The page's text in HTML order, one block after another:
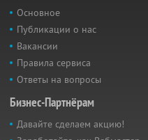
Основное
Публикации о нас
Вакансии
Правила сервиса
Ответы на вопросы
Бизнес-Партнёрам
Давайте сделаем акцию!